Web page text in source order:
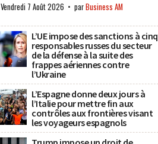
Vendredi 7 Août 2026 parBusiness AM
L’UE impose des sanctions à cinq
responsables russes du secteur
de la défense à la suite des
frappes aériennes contre
l’Ukraine
L’Espagne donne deux jours à
l’Italie pour mettre fin aux
contrôles aux frontières visant
les voyageurs espagnols